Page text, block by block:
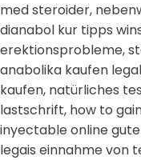
med steroider,
dianabol kur tipps
erektionsprobleme,
anabolika kaufen
kaufen, natürliches
lastschrift, how to
inyectable online
legais einnahme von